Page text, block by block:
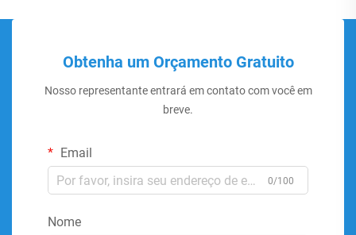
Obtenha um Orçamento Gratuito
Nosso representante entrará em contato com você em
breve.
Email
0/100
Nome